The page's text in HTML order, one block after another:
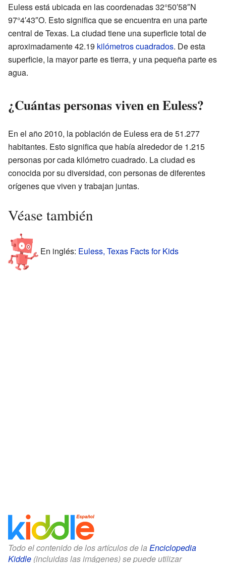
Euless está ubicada en las coordenadas 32°50′58″N
97°4′43″O. Esto significa que se encuentra en una parte
central de Texas. La ciudad tiene una superficie total de
aproximadamente 42.19 kilómetros cuadrados. De esta
superficie, la mayor parte es tierra, y una pequeña parte es
agua.
¿Cuántas personas viven en Euless?
En el año 2010, la población de Euless era de 51.277
habitantes. Esto significa que había alrededor de 1.215
personas por cada kilómetro cuadrado. La ciudad es
conocida por su diversidad, con personas de diferentes
orígenes que viven y trabajan juntas.
Véase también
En inglés: Euless, Texas Facts for Kids
Todo el contenido de los artículos de la Enciclopedia
Kiddle (incluidas las imágenes) se puede utilizar